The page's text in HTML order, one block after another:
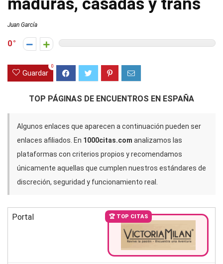
Juan García
0
Guardar
0
TOP PÁGINAS DE ENCUENTROS EN ESPAÑA
Algunos enlaces que aparecen a continuación pueden ser
enlaces afiliados. En 1000citas.com analizamos las
plataformas con criterios propios y recomendamos
únicamente aquellas que cumplen nuestros estándares de
discreción, seguridad y funcionamiento real.
Portal 🏆 TOP CITAS